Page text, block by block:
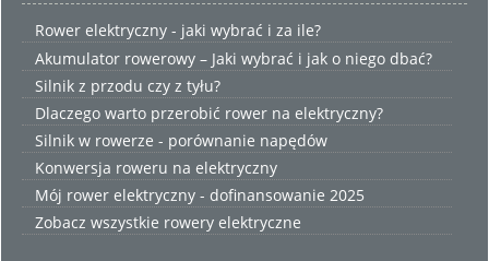
Rower elektryczny - jaki wybrać i za ile?
Akumulator rowerowy – Jaki wybrać i jak o niego dbać?
Silnik z przodu czy z tyłu?
Dlaczego warto przerobić rower na elektryczny?
Silnik w rowerze - porównanie napędów
Konwersja roweru na elektryczny
Mój rower elektryczny - dofinansowanie 2025
Zobacz wszystkie rowery elektryczne